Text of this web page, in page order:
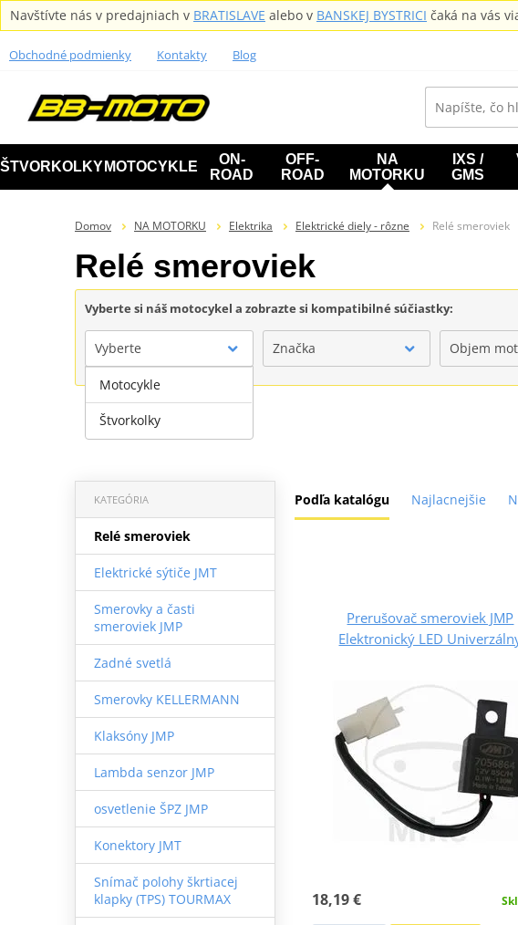
Navštívte nás v predajniach v BRATISLAVE alebo v BANSKEJ BYSTRICI čaká na vás
Obchodné podmienky Kontakty Blog
ŠTVORKOLKY MOTOCYKLE
ON-
ROAD
OFF-
ROAD
NA
MOTORKU
IXS /
GMS
Domov NA MOTORKU Elektrika Elektrické diely - rôzne Relé smeroviek
Relé smeroviek
Vyberte si náš motocykel a zobrazte si kompatibilné súčiastky:
Vyberte Značka Objem
Podľa katalógu Najlacnejšie
KATEGÓRIA
Relé smeroviek
Elektrické sýtiče JMT
Smerovky a časti
smeroviek JMP
Zadné svetlá
Smerovky KELLERMANN
Klaksóny JMP
Lambda senzor JMP
osvetlenie ŠPZ JMP
Konektory JMT
Snímač polohy škrtiacej
klapky (TPS) TOURMAX
Prerušovač smeroviek JMP
Elektronický LED
18,19 €
Motocykle
Štvorkolky